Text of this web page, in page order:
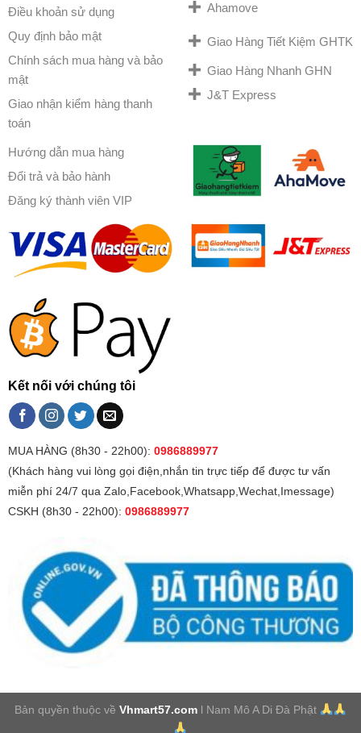
Điều khoản sử dụng
Quy định bảo mật
Chính sách mua hàng và bảo
mật
Giao nhận kiểm hàng thanh
toán
Hướng dẫn mua hàng
Đổi trả và bảo hành
Đăng ký thành viên VIP
Ahamove
Giao Hàng Tiết Kiệm GHTK
Giao Hàng Nhanh GHN
J&T Express
Kết nối với chúng tôi
MUA HÀNG (8h30 - 22h00): 0986889977
(Khách hàng vui lòng gọi điện,nhắn tin trực tiếp để được tư vấn
miễn phí 24/7 qua Zalo,Facebook,Whatsapp,Wechat,Imessage)
CSKH (8h30 - 22h00): 0986889977
Bản quyền thuộc vềVhmart57.com l Nam Mô A Di Đà Phật